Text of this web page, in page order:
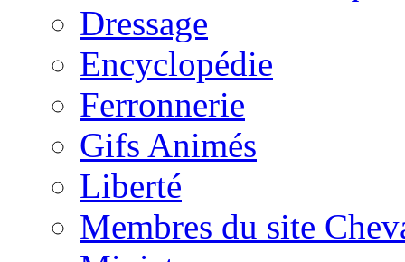
Dressage
Encyclopédie
Ferronnerie
Gifs Animés
Liberté
Membres du site